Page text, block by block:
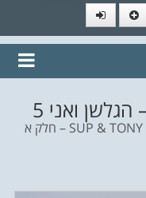
נשמח
SUP & TONY – חלק א